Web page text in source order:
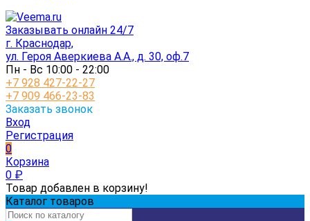
Заказывать онлайн 24/7
г. Краснодар,
ул. Героя Аверкиева А.А., д. 30, оф.7
Пн - Вс 10:00 - 22:00
+7 928 427-22-27
+7 909 466-23-83
Заказать звонок
Вход
Регистрация
0
Корзина
0 ₽
Товар добавлен в корзину!
Каталог товаров